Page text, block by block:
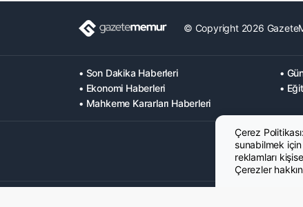
© Copyright 2026
• Son Dakika Haberleri •
• Ekonomi Haberleri
•
• Mahkeme Kararları Haberleri
Çerez
sunabilmek için
reklamları
Çerezler